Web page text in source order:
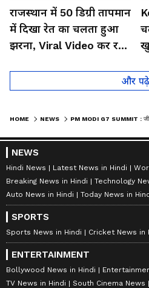
राजस्थान में 50 डिग्री तापमान
में दिखा रेत का चलता हुआ
झरना, Viral Video कर रहा
और पढ़े
HOME NEWS
NEWS
Hindi News Latest News in Hindi
Breaking News in Hindi
Technology
Auto News in Hindi
Today News in
SPORTS
Sports News in Hindi Cricket News in
ENTERTAINMENT
Bollywood News in Hindi
TV News in Hindi
South Cinema News